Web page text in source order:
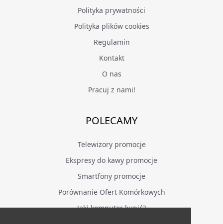
Polityka prywatności
Polityka plików cookies
Regulamin
Kontakt
O nas
Pracuj z nami!
POLECAMY
Telewizory promocje
Ekspresy do kawy promocje
Smartfony promocje
Porównanie Ofert Komórkowych
Jaki komputer kupić?